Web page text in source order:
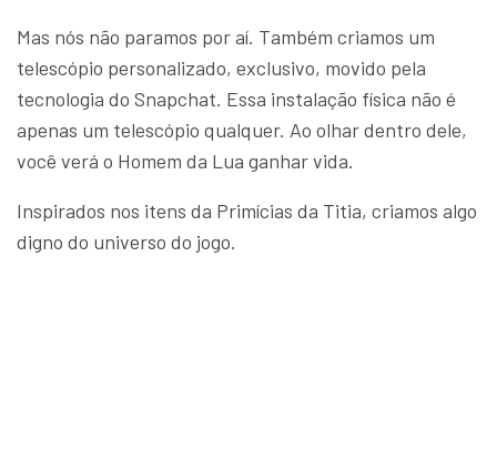
Mas nós não paramos por aí. Também criamos um
telescópio personalizado, exclusivo, movido pela
tecnologia do Snapchat. Essa instalação física não é
apenas um telescópio qualquer. Ao olhar dentro dele,
você verá o Homem da Lua ganhar vida.
Inspirados nos itens da Primícias da Titia, criamos algo
digno do universo do jogo.